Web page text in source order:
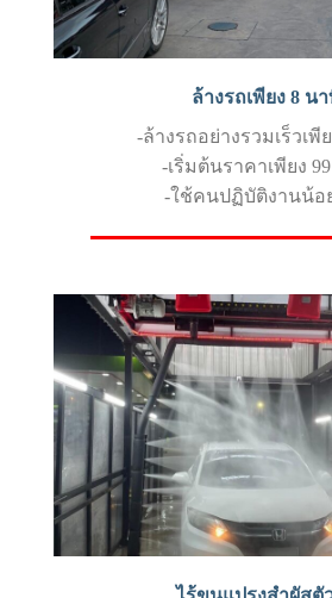
ล้างรถเพียง 8 น
-ล้างรถอย่างรวมเร็วเพี
-เริ่มต้นราคาเพียง
-ใช้คนปฏิบัติงานน้อ